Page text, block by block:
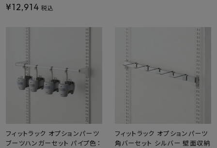
¥12,914 税込
フィットラック オプションパーツ
ブーツハンガーセット パイプ色：
フィットラック オプションパーツ
角バーセット シルバー 壁面収納